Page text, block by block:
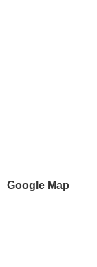
Google Map